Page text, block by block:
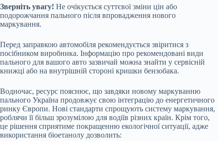
Зверніть увагу! Не очікується суттєвої зміни цін або
подорожчання пального після впровадження нового
маркування.
Перед заправкою автомобіля рекомендується звіритися з
посібником виробника. Інформацію про рекомендовані види
пального для вашого авто зазвичай можна знайти у сервісній
книжці або на внутрішній стороні кришки бензобака.
Водночас, ресурс пояснює, що завдяки новому маркуванню
пального Україна продовжує свою інтеграцію до енергетичного
ринку Європи. Нові стандарти спрощують систему маркування,
роблячи її більш зрозумілою для водіїв різних країн. Крім того,
це рішення сприятиме покращенню екологічної ситуації, адже
використання біоетанолу дозволить: